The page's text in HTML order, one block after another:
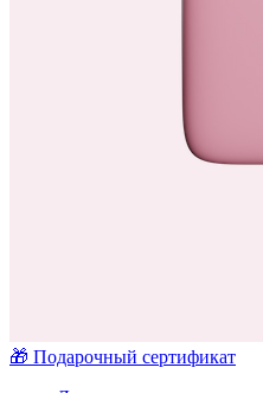
🎁 Подарочный сертификат